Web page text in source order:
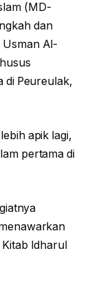
(MD-
dan
Usman Al-
di Peureulak,
apik lagi,
pertama di
Kitab Idharul